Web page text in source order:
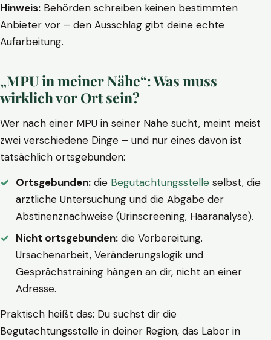
Hinweis: Behörden schreiben keinen bestimmten
Anbieter vor – den Ausschlag gibt deine echte
Aufarbeitung.
„MPU in meiner Nähe“: Was muss
wirklich vor Ort sein?
Wer nach einer MPU in seiner Nähe sucht, meint meist
zwei verschiedene Dinge – und nur eines davon ist
tatsächlich ortsgebunden:
Ortsgebunden: die Begutachtungsstelle selbst, die
ärztliche Untersuchung und die Abgabe der
Abstinenznachweise (Urinscreening, Haaranalyse).
Nicht ortsgebunden: die Vorbereitung.
Ursachenarbeit, Veränderungslogik und
Gesprächstraining hängen an dir, nicht an einer
Adresse.
Praktisch heißt das: Du suchst dir die
Begutachtungsstelle in deiner Region, das Labor in